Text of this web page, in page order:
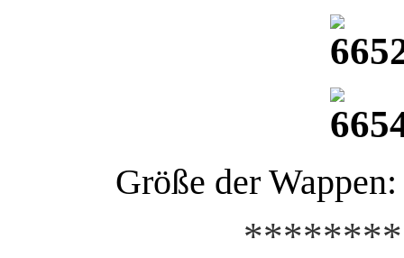
Größe der